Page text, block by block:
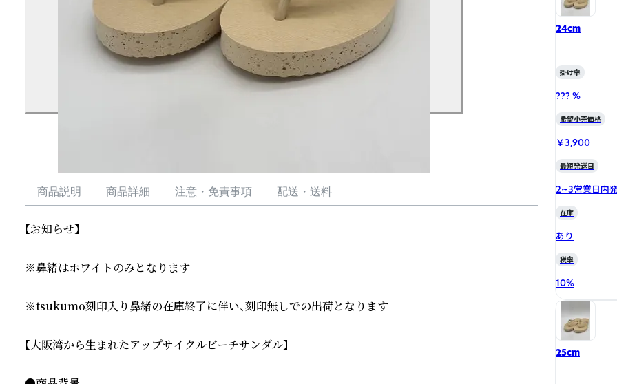
商品説明 商品詳細 注意・免責事項 配送・送料
【お知らせ】
※鼻緒はホワイトのみとなります
※tsukumo刻印入り鼻緒の在庫終了に伴い、刻印無しでの出荷となります
【大阪湾から生まれたアップサイクルビーチサンダル】
24cm
掛け率
??? %
希望小売価格
￥3,900
最短発送日
2~3営業日内
在庫
あり
税率
10%
25cm